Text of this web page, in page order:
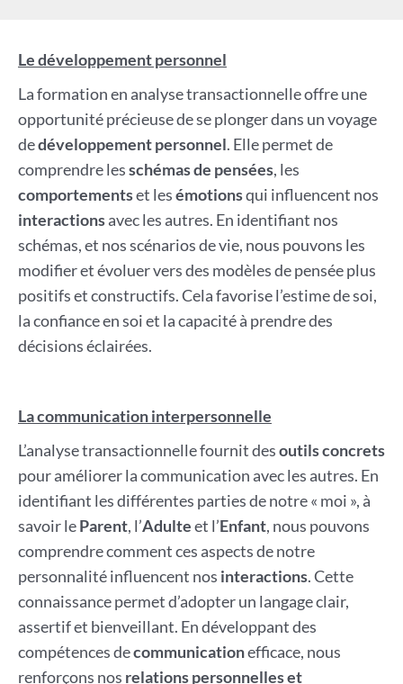
Le développement personnel
La formation en analyse transactionnelle offre une
opportunité précieuse de se plonger dans un voyage
dedéveloppement personnel. Elle permet de
comprendre lesschémas de pensées, les
comportementset lesémotionsqui influencent nos
interactionsavec les autres. En identifiant nos
schémas, et nos scénarios de vie, nous pouvons les
modifier et évoluer vers des modèles de pensée plus
positifs et constructifs. Cela favorise l’estime de soi,
la confiance en soi et la capacité à prendre des
décisions éclairées.
La communication interpersonnelle
L’analyse transactionnelle fournit desoutils concrets
pour améliorer la communication avec les autres. En
identifiant les différentes parties de notre « moi », à
savoir leParent, l’Adulteet l’Enfant, nous pouvons
comprendre comment ces aspects de notre
personnalité influencent nos interactions. Cette
connaissance permet d’adopter un langage clair,
assertif et bienveillant. En développant des
compétences decommunicationefficace, nous
renforçons nos relations personnelles et